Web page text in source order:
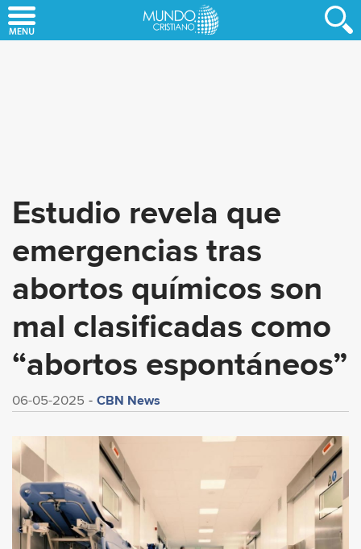
to
Estudio revela que
emergencias tras
abortos químicos son
mal clasificadas como
“abortos espontáneos”
06-05-2025 CBN News